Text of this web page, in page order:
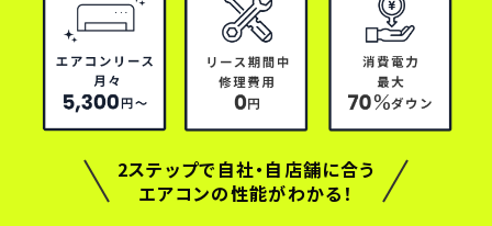
2ステップで自社・自店舗に合う
エアコンの性能がわかる！